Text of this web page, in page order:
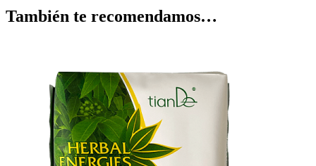
También te recomendamos…